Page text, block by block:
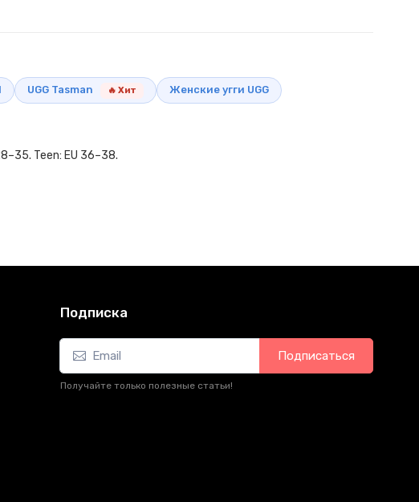
UGG Tasman 🔥 Хит Женские угги UGG
Teen: EU 36–38.
Подписка
Подписаться
Получайте только полезные статьи!